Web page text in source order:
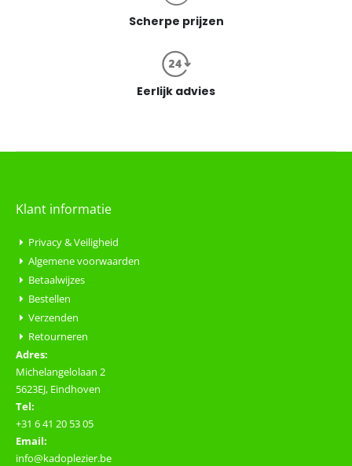
Scherpe prijzen
Eerlijk advies
Klant informatie
Privacy & Veiligheid
Algemene voorwaarden
Betaalwijzes
Bestellen
Verzenden
Retourneren
Adres:
Michelangelolaan 2
5623EJ, Eindhoven
Tel:
+31 6 41 20 53 05
Email:
info@kadoplezier.be